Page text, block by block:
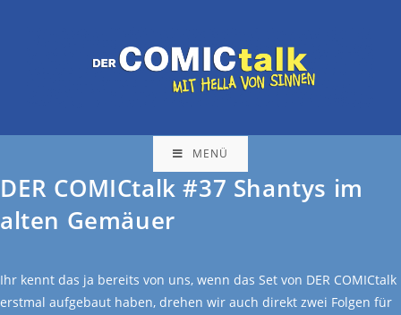
MENÜ
DER COMICtalk #37 Shantys im
alten Gemäuer
Ihr kennt das ja bereits von uns, wenn das Set von DER COMICtalk
erstmal aufgebaut haben, drehen wir auch direkt zwei Folgen für